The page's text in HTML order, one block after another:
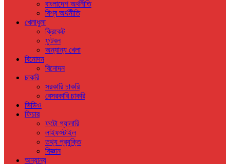
বাংলাদেশ অর্থনীতি
বিশ্ব অর্থনীতি
খেলাধুলা
ক্রিকেট
ফুটবল
অন্যান্য খেলা
বিনোদন
বিনোদন
চাকরি
সরকারি চাকরি
বেসরকারি চাকরি
ভিডিও
ফিচার
ফটো গ্যালারি
লাইফস্টাইল
তথ্য প্রযুক্তি
বিজ্ঞান
অন্যান্য